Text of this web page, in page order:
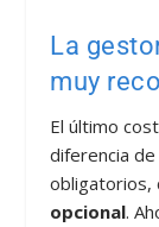
La
muy
El último
diferencia
obligatorios,
opcional.